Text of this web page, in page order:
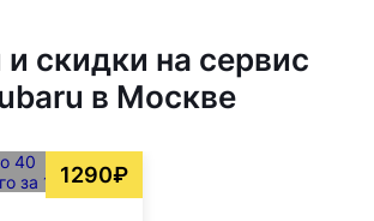
скидки на сервис
в Москве
1290₽